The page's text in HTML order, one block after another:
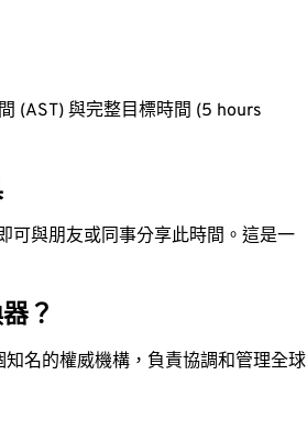
(AST) 與完整目標時間 (5 hours
可與朋友或同事分享此時間。這是一
？
名的權威機構，負責協調和管理全球